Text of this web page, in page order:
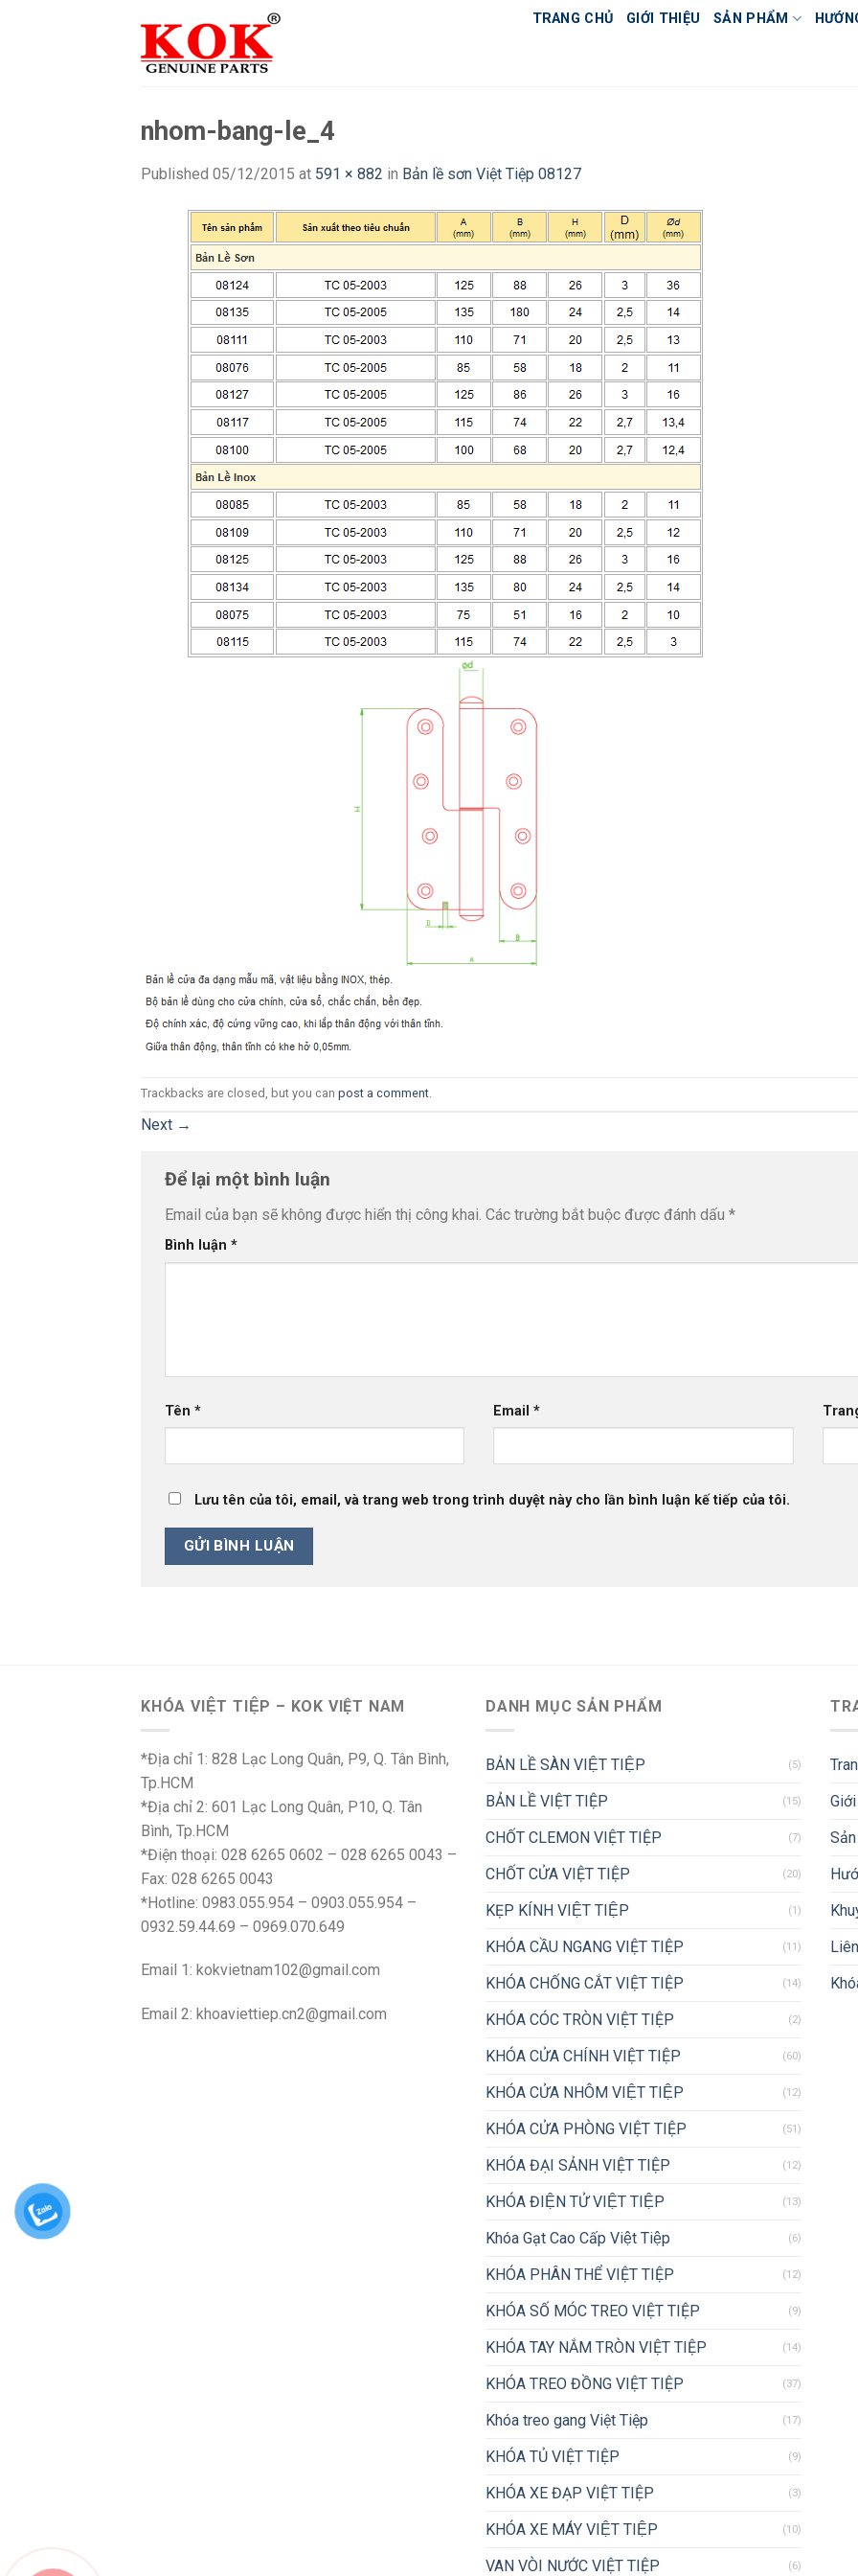
TRANG CHỦ GIỚI THIỆU SẢN PHẨM
nhom-bang-le_4
Published 05/12/2015 at 591 × 882 in Bản lề sơn Việt Tiệp 08127
Trackbacks are closed, but you can post a comment
Next →
Để lại một bình luận
Email của bạn sẽ không được hiển thị công khai. Các trường bắt buộc được đánh dấu *
Bình luận *
Tên * Email*
Lưu tên của tôi, email, và trang web trong trình duyệt này cho lần bình luận kế tiếp của tôi.
KHÓA VIỆT TIỆP – KOK VIỆT NAM
*Địa chỉ 1: 828 Lạc Long Quân, P9, Q. Tân Bình,
Tp.HCM
*Địa chỉ 2: 601 Lạc Long Quân, P10, Q. Tân
Bình, Tp.HCM
*Điện thoại: 028 6265 0602 – 028 6265 0043 –
Fax: 028 6265 0043
*Hotline: 0983.055.954 – 0903.055.954 –
0932.59.44.69 – 0969.070.649
Email 1: kokvietnam102@gmail.com
Email 2: khoaviettiep.cn2@gmail.com
DANH MỤC SẢN PHẨM
BẢN LỀ SÀN VIỆT TIỆP (5)
BẢN LỀ VIỆT TIỆP (15)
CHỐT CLEMON VIỆT TIỆP (7)
CHỐT CỬA VIỆT TIỆP (20)
KẸP KÍNH VIỆT TIỆP (1)
KHÓA CẦU NGANG VIỆT TIỆP (11)
KHÓA CHỐNG CẮT VIỆT TIỆP (14)
KHÓA CÓC TRÒN VIỆT TIỆP (2)
KHÓA CỬA CHÍNH VIỆT TIỆP (60)
KHÓA CỬA NHÔM VIỆT TIỆP (12)
KHÓA CỬA PHÒNG VIỆT TIỆP (51)
KHÓA ĐẠI SẢNH VIỆT TIỆP (12)
KHÓA ĐIỆN TỬ VIỆT TIỆP (13)
Khóa Gạt Cao Cấp Việt Tiệp (6)
KHÓA PHÂN THỂ VIỆT TIỆP (12)
KHÓA SỐ MÓC TREO VIỆT TIỆP (9)
KHÓA TAY NẮM TRÒN VIỆT TIỆP (14)
KHÓA TREO ĐỒNG VIỆT TIỆP (37)
Khóa treo gang Việt Tiệp (17)
KHÓA TỦ VIỆT TIỆP (9)
KHÓA XE ĐẠP VIỆT TIỆP (3)
KHÓA XE MÁY VIỆT TIỆP (10)
VAN VÒI NƯỚC VIỆT TIỆP (6)